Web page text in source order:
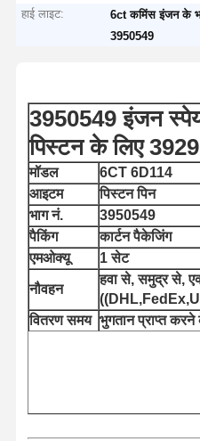
हाई लाइट:
6ct कमिंस इंजन के
3950549
3950549 इंजन
पिस्टन के लिए
मॉडल
6CT 6D114
आइटम
पिस्टन पिन
भाग नं.
3950549
पैकिंग
कार्टन पैकेजिंग
एमओक्यू
1 सेट
नौवहन
हवा से, समुद्र से,
वितरण समय भुगतान प्राप्त